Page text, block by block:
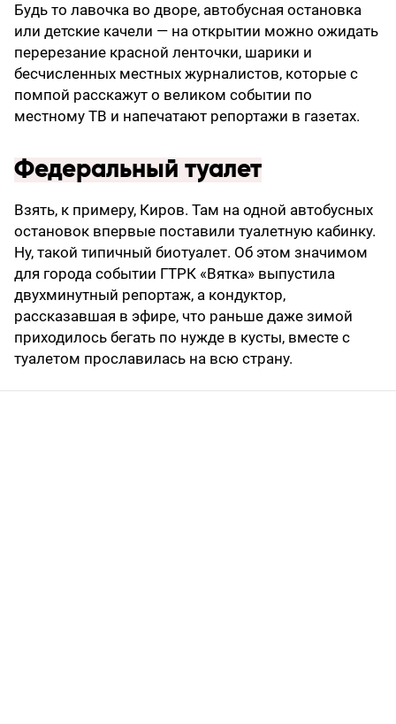
Будь то лавочка во дворе, автобусная остановка
или детские качели — на открытии можно ожидать
перерезание красной ленточки, шарики и
бесчисленных местных журналистов, которые с
помпой расскажут о великом событии по
местному ТВ и напечатают репортажи в газетах.
Федеральный туалет
Взять, к примеру, Киров. Там на одной автобусных
остановок впервые поставили туалетную кабинку.
Ну, такой типичный биотуалет. Об этом значимом
для города событии ГТРК «Вятка» выпустила
двухминутный репортаж, а кондуктор,
рассказавшая в эфире, что раньше даже зимой
приходилось бегать по нужде в кусты, вместе с
туалетом прославилась на всю страну.